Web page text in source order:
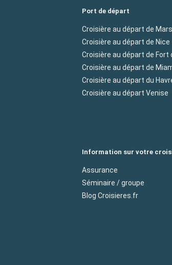
Port de départ
Croisière au départ de
Croisière au départ de Nice
Croisière au départ de Fort
Croisière au départ de
Croisière au départ du
Croisière au départ Venise
Information sur votre
Assurance
Séminaire / groupe
Blog Croisieres.fr